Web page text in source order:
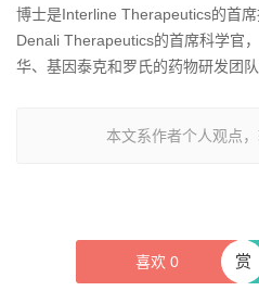
博士是Interline Therapeutics的首
Denali Therapeutics的首席科学官
华、基因泰克和罗氏的药物研发团队
本文系作者个人观点，
喜欢 0 赏